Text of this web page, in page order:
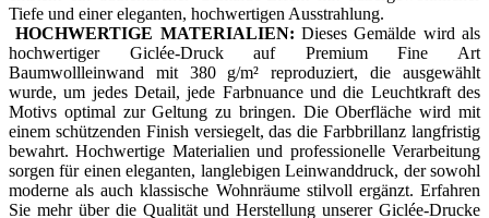
Tiefe und einer eleganten, hochwertigen Ausstrahlung.
HOCHWERTIGE MATERIALIEN: Dieses Gemälde wird als
hochwertiger Giclée-Druck auf Premium Fine Art
Baumwollleinwand mit 380 g/m² reproduziert, die ausgewählt
wurde, um jedes Detail, jede Farbnuance und die Leuchtkraft des
Motivs optimal zur Geltung zu bringen. Die Oberfläche wird mit
einem schützenden Finish versiegelt, das die Farbbrillanz langfristig
bewahrt. Hochwertige Materialien und professionelle Verarbeitung
sorgen für einen eleganten, langlebigen Leinwanddruck, der sowohl
moderne als auch klassische Wohnräume stilvoll ergänzt. Erfahren
Sie mehr über die Qualität und Herstellung unserer Giclée-Drucke